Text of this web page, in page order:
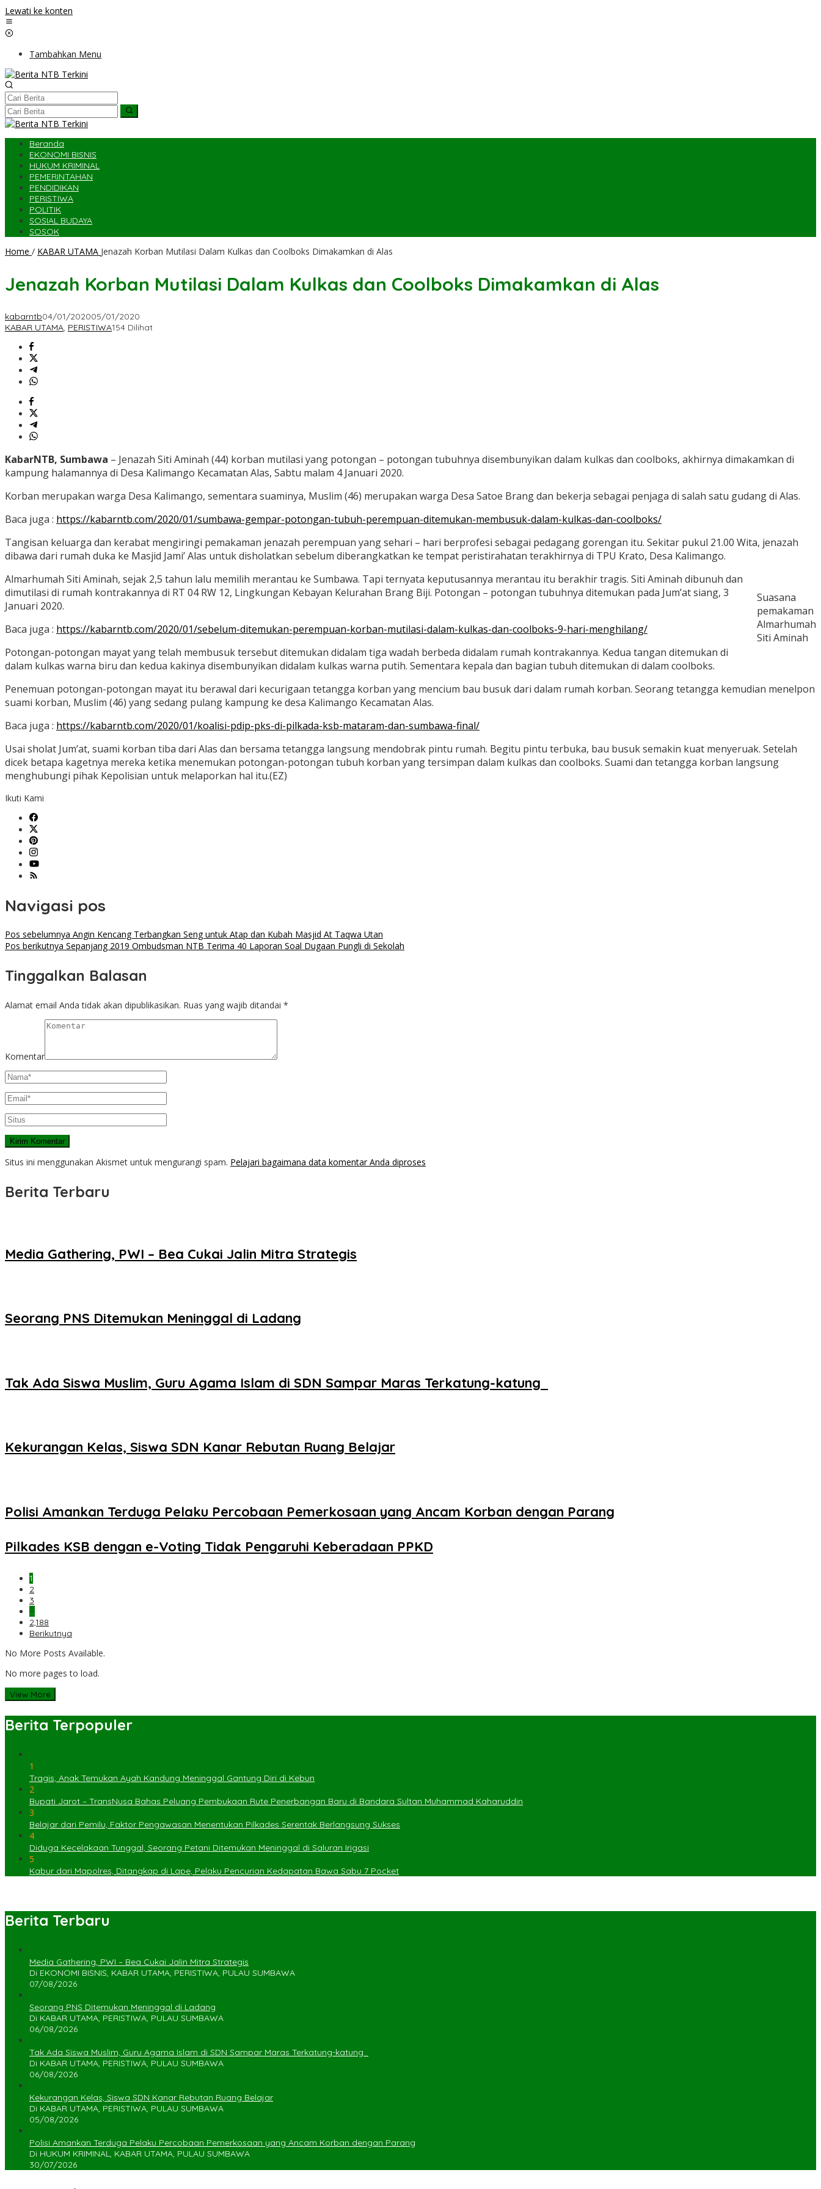
Lewati ke konten
Tambahkan Menu
Beranda
EKONOMI BISNIS
HUKUM KRIMINAL
PEMERINTAHAN
PENDIDIKAN
PERISTIWA
POLITIK
SOSIAL BUDAYA
SOSOK
Home / KABAR UTAMA Jenazah Korban Mutilasi Dalam Kulkas dan Coolboks Dimakamkan di Alas
Jenazah Korban Mutilasi Dalam Kulkas dan Coolboks Dimakamkan di Alas
kabarntb04/01/202005/01/2020
KABAR UTAMA, PERISTIWA154 Dilihat
KabarNTB, Sumbawa – Jenazah Siti Aminah (44) korban mutilasi yang potongan – potongan tubuhnya disembunyikan dalam kulkas dan coolboks, akhirnya dimakamkan di
kampung halamannya di Desa Kalimango Kecamatan Alas, Sabtu malam 4 Januari 2020.
Korban merupakan warga Desa Kalimango, sementara suaminya, Muslim (46) merupakan warga Desa Satoe Brang dan bekerja sebagai penjaga di salah satu gudang di Alas.
Baca juga : https://kabarntb.com/2020/01/sumbawa-gempar-potongan-tubuh-perempuan-ditemukan-membusuk-dalam-kulkas-dan-coolboks/
Tangisan keluarga dan kerabat mengiringi pemakaman jenazah perempuan yang sehari – hari berprofesi sebagai pedagang gorengan itu. Sekitar pukul 21.00 Wita, jenazah
dibawa dari rumah duka ke Masjid Jami’ Alas untuk disholatkan sebelum diberangkatkan ke tempat peristirahatan terakhirnya di TPU Krato, Desa Kalimango.
Suasana
pemakaman
Almarhumah
Siti Aminah
Almarhumah Siti Aminah, sejak 2,5 tahun lalu memilih merantau ke Sumbawa. Tapi ternyata keputusannya merantau itu berakhir tragis. Siti Aminah dibunuh dan
dimutilasi di rumah kontrakannya di RT 04 RW 12, Lingkungan Kebayan Kelurahan Brang Biji. Potongan – potongan tubuhnya ditemukan pada Jum’at siang, 3
Januari 2020.
Baca juga : https://kabarntb.com/2020/01/sebelum-ditemukan-perempuan-korban-mutilasi-dalam-kulkas-dan-coolboks-9-hari-menghilang/
Potongan-potongan mayat yang telah membusuk tersebut ditemukan didalam tiga wadah berbeda didalam rumah kontrakannya. Kedua tangan ditemukan di
dalam kulkas warna biru dan kedua kakinya disembunyikan didalam kulkas warna putih. Sementara kepala dan bagian tubuh ditemukan di dalam coolboks.
Penemuan potongan-potongan mayat itu berawal dari kecurigaan tetangga korban yang mencium bau busuk dari dalam rumah korban. Seorang tetangga kemudian menelpon
suami korban, Muslim (46) yang sedang pulang kampung ke desa Kalimango Kecamatan Alas.
Baca juga : https://kabarntb.com/2020/01/koalisi-pdip-pks-di-pilkada-ksb-mataram-dan-sumbawa-final/
Usai sholat Jum’at, suami korban tiba dari Alas dan bersama tetangga langsung mendobrak pintu rumah. Begitu pintu terbuka, bau busuk semakin kuat menyeruak. Setelah
dicek betapa kagetnya mereka ketika menemukan potongan-potongan tubuh korban yang tersimpan dalam kulkas dan coolboks. Suami dan tetangga korban langsung
menghubungi pihak Kepolisian untuk melaporkan hal itu.(EZ)
Ikuti Kami
Navigasi pos
Pos sebelumnya Angin Kencang Terbangkan Seng untuk Atap dan Kubah Masjid At Taqwa Utan
Pos berikutnya Sepanjang 2019 Ombudsman NTB Terima 40 Laporan Soal Dugaan Pungli di Sekolah
Tinggalkan Balasan
Alamat email Anda tidak akan dipublikasikan. Ruas yang wajib ditandai *
Komentar
Situs ini menggunakan Akismet untuk mengurangi spam. Pelajari bagaimana data komentar Anda diproses
Berita Terbaru
Media Gathering, PWI – Bea Cukai Jalin Mitra Strategis
Seorang PNS Ditemukan Meninggal di Ladang
Tak Ada Siswa Muslim, Guru Agama Islam di SDN Sampar Maras Terkatung-katung ‎
Kekurangan Kelas, Siswa SDN Kanar Rebutan Ruang Belajar
Polisi Amankan Terduga Pelaku Percobaan Pemerkosaan yang Ancam Korban dengan Parang
Pilkades KSB dengan e-Voting Tidak Pengaruhi Keberadaan PPKD
1
2
3
…
2,188
Berikutnya
No More Posts Available.
No more pages to load.
View More
Berita Terpopuler
1
Tragis, Anak Temukan Ayah Kandung Meninggal Gantung Diri di Kebun
2
Bupati Jarot – TransNusa Bahas Peluang Pembukaan Rute Penerbangan Baru di Bandara Sultan Muhammad Kaharuddin
3
Belajar dari Pemilu, Faktor Pengawasan Menentukan Pilkades Serentak Berlangsung Sukses
4
Diduga Kecelakaan Tunggal, Seorang Petani Ditemukan Meninggal di Saluran Irigasi
5
Kabur dari Mapolres, Ditangkap di Lape, Pelaku Pencurian Kedapatan Bawa Sabu 7 Pocket
Berita Terbaru
Media Gathering, PWI – Bea Cukai Jalin Mitra Strategis
Di EKONOMI BISNIS, KABAR UTAMA, PERISTIWA, PULAU SUMBAWA
07/08/2026
Seorang PNS Ditemukan Meninggal di Ladang
Di KABAR UTAMA, PERISTIWA, PULAU SUMBAWA
06/08/2026
Tak Ada Siswa Muslim, Guru Agama Islam di SDN Sampar Maras Terkatung-katung ‎
Di KABAR UTAMA, PERISTIWA, PULAU SUMBAWA
06/08/2026
Kekurangan Kelas, Siswa SDN Kanar Rebutan Ruang Belajar
Di KABAR UTAMA, PERISTIWA, PULAU SUMBAWA
05/08/2026
Polisi Amankan Terduga Pelaku Percobaan Pemerkosaan yang Ancam Korban dengan Parang
Di HUKUM KRIMINAL, KABAR UTAMA, PULAU SUMBAWA
30/07/2026